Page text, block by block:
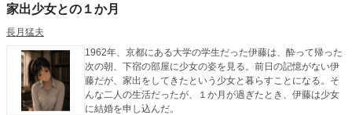
家出少女との１か月
長月猛夫
1962年、京都にある大学の学生だった伊藤は、酔って帰った
次の朝、下宿の部屋に少女の姿を見る。前日の記憶がない伊
藤だが、家出をしてきたという少女と暮らすことになる。そ
んな二人の生活だったが、１か月が過ぎたとき、伊藤は少女
に結婚を申し込んだ。